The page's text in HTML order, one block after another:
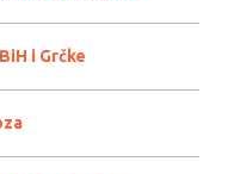
i Grčke